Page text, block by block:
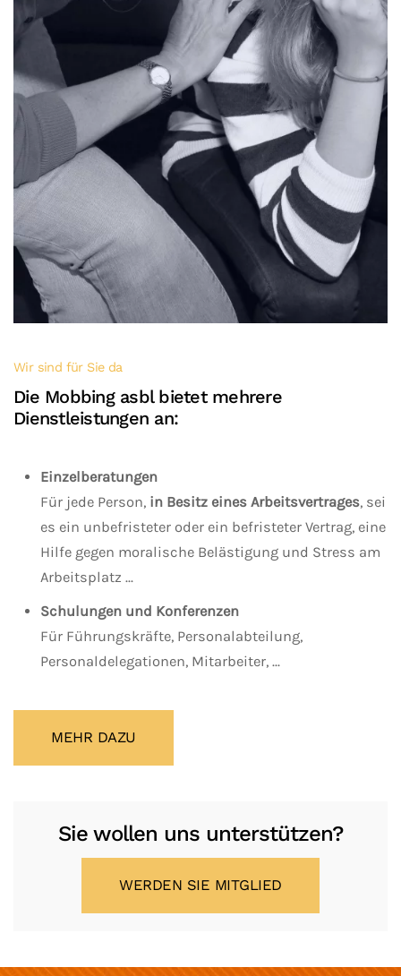
Wir sind für Sie da
Die Mobbing asbl bietet mehrere
Dienstleistungen an:
Einzelberatungen
Für jede Person, in Besitz eines Arbeitsvertrages, sei
es ein unbefristeter oder ein befristeter Vertrag, eine
Hilfe gegen moralische Belästigung und Stress am
Arbeitsplatz ...
Schulungen und Konferenzen
Für Führungskräfte, Personalabteilung,
Personaldelegationen, Mitarbeiter, ...
MEHR DAZU
Sie wollen uns unterstützen?
WERDEN SIE MITGLIED